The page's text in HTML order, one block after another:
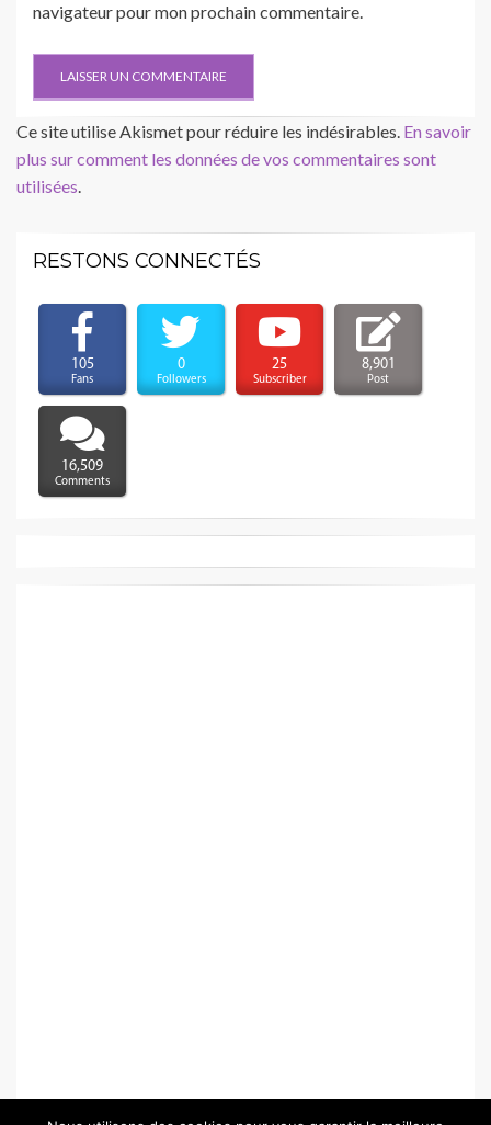
navigateur pour mon prochain commentaire.
Ce site utilise Akismet pour réduire les indésirables. En savoir
plus sur comment les données de vos commentaires sont
utilisées.
RESTONS CONNECTÉS
105
Fans
0
Followers
25
Subscriber
8,901
Post
16,509
Comments